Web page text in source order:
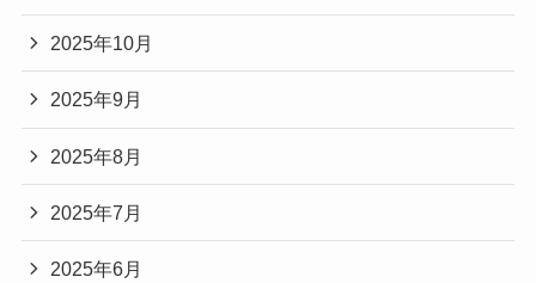
2025年10月
2025年9月
2025年8月
2025年7月
2025年6月